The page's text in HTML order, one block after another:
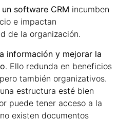
software CRM incumben
e impactan
de la organización.
información y mejorar la
. Ello redunda en beneficios
también organizativos.
estructura esté bien
puede tener acceso a la
existen documentos